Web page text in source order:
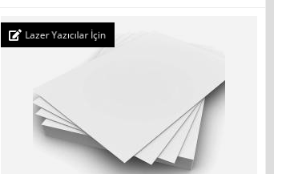
Lazer Yazıcılar İçin